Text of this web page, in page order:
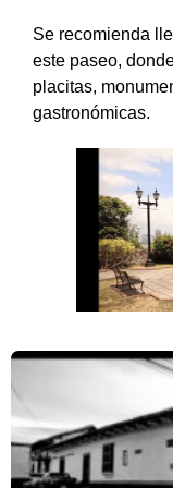
Se recomienda
este paseo,
placitas,
gastronómicas.